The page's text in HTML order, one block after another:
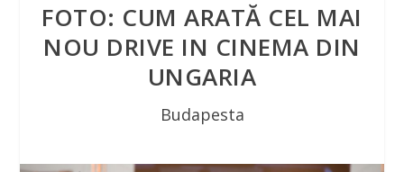
FOTO: CUM ARATĂ CEL MAI
NOU DRIVE IN CINEMA DIN
UNGARIA
Budapesta